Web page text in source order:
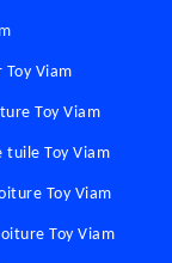
Viam
Toy Viam
tuile Toy Viam
Toy Viam
Toy Viam